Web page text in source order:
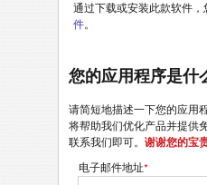
通过下载或安装此款软件，
件。
您的应用程序是什
请简短地描述一下您的应用
将帮助我们优化产品并提供
联系我们即可。 谢谢您的宝
电子邮件地址*